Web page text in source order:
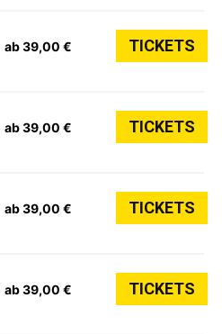
ab 39,00 € TICKETS
ab 39,00 € TICKETS
ab 39,00 € TICKETS
ab 39,00 € TICKETS